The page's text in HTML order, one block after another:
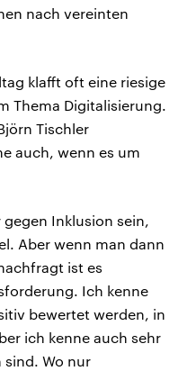
nach vereinten
klafft oft eine riesige
Thema Digitalisierung.
Tischler
auch, wenn es um
gegen Inklusion sein,
Aber wenn man dann
ist es
Ich kenne
bewertet werden, in
ich kenne auch sehr
sind. Wo nur